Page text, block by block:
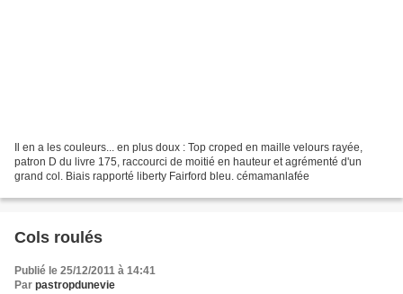
Il en a les couleurs... en plus doux : Top croped en maille velours rayée,
patron D du livre 175, raccourci de moitié en hauteur et agrémenté d'un
grand col. Biais rapporté liberty Fairford bleu. cémamanlafée
Cols roulés
Publié le 25/12/2011 à 14:41
Par pastropdunevie